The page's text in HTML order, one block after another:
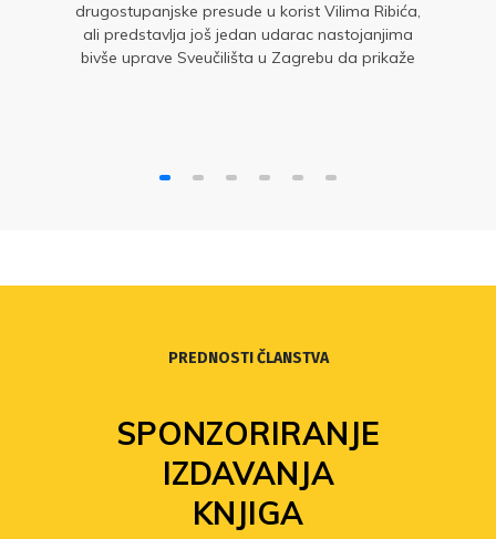
drugostupanjske presude u korist Vilima Ribića,
ali predstavlja još jedan udarac nastojanjima
bivše uprave Sveučilišta u Zagrebu da prikaže
PREDNOSTI ČLANSTVA
SPONZORIRANJE
IZDAVANJA
KNJIGA